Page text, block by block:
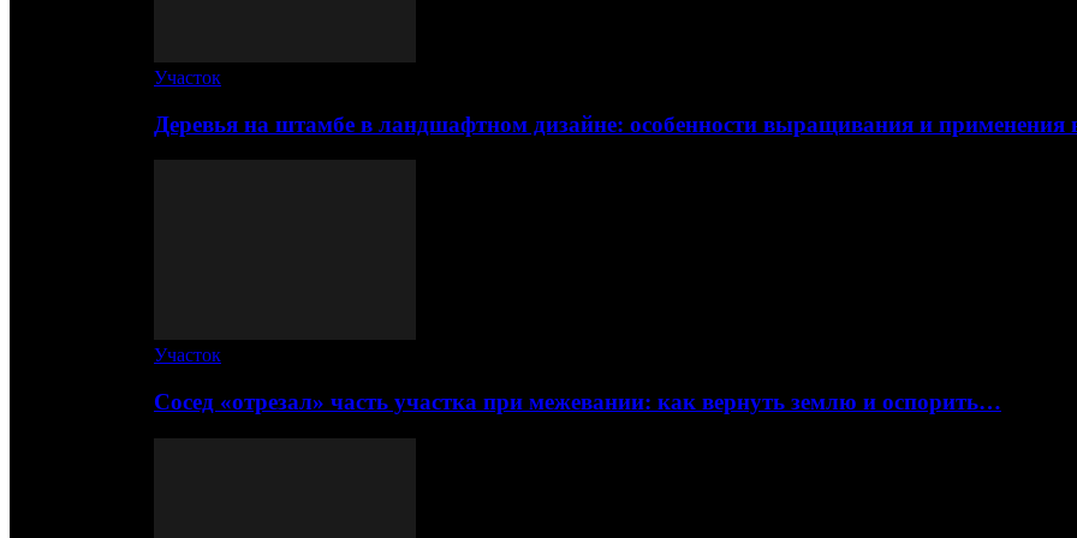
Участок
Деревья на штамбе в ландшафтном дизайне: особенности выращивания и
Участок
Сосед «отрезал» часть участка при межевании: как вернуть землю и оспорить…